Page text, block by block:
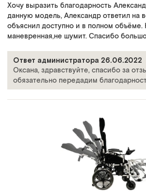
Хочу выразить благодарность
данную модель, Александр ответил на
объяснил доступно и в полном объёме.
маневренная,не шумит. Спасибо
Ответ администратора 26.06.2022
Оксана, здравствуйте, спасибо за
обязательно передадим